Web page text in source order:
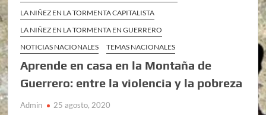
LA NIÑEZ EN LA TORMENTA CAPITALISTA
LA NIÑEZ EN LA TORMENTA EN GUERRERO
NOTICIAS NACIONALES
TEMAS NACIONALES
Aprende en casa en la Montaña de
Guerrero: entre la violencia y la pobreza
Admin 25 agosto, 2020